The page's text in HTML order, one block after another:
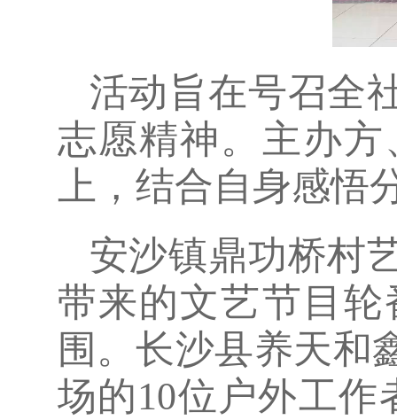
活动旨在号召全
志愿精神。主办
上，结合自身感
安沙镇鼎功桥村
带来的文艺节目
围。长沙县养天和
场的10位户外工作